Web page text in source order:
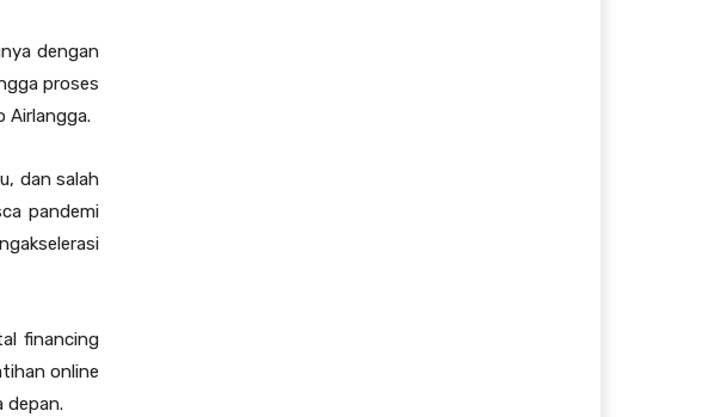
dengan
proses
Airlangga.
dan salah
pandemi
financing
online
depan.